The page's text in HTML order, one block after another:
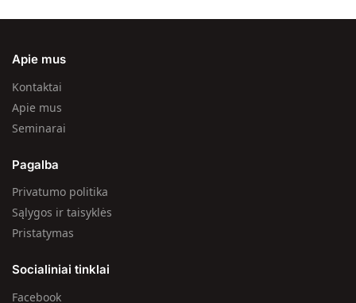
Apie mus
Kontaktai
Apie mus
Seminarai
Pagalba
Privatumo politika
Sąlygos ir taisyklės
Pristatymas
Socialiniai tinklai
Facebook